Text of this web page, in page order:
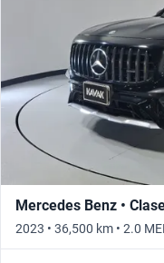
Mercedes Benz •
2023 • 36,500 km • 2.0
Automático